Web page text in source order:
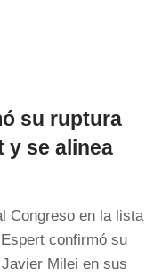
su ruptura
y se alinea
Congreso en la lista
confirmó su
Milei en sus